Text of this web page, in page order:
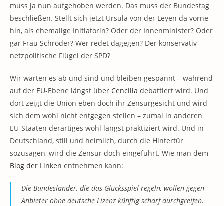
muss ja nun aufgehoben werden. Das muss der Bundestag
beschließen. Stellt sich jetzt Ursula von der Leyen da vorne
hin, als ehemalige Initiatorin? Oder der Innenminister? Oder
gar Frau Schröder? Wer redet dagegen? Der konservativ-
netzpolitische Flügel der SPD?
Wir warten es ab und sind und bleiben gespannt – während
auf der EU-Ebene längst über Cencilia debattiert wird. Und
dort zeigt die Union eben doch ihr Zensurgesicht und wird
sich dem wohl nicht entgegen stellen – zumal in anderen
EU-Staaten derartiges wohl längst praktiziert wird. Und in
Deutschland, still und heimlich, durch die Hintertür
sozusagen, wird die Zensur doch eingeführt. Wie man dem
Blog der Linken entnehmen kann:
Die Bundesländer, die das Glücksspiel regeln, wollen gegen
Anbieter ohne deutsche Lizenz künftig scharf durchgreifen.